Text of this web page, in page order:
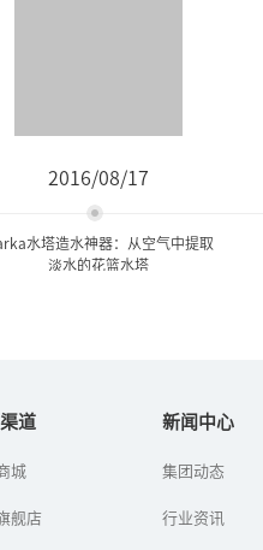
2016/08/17
水塔造水神器：从空气中提取
淡水的花篮水塔
一个名为WaterProject的
比亚的东北部，人们每年
道
城
舰店
新闻中心
集团动态
行业资讯